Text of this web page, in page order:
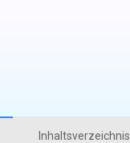
Inhaltsverzeichnis